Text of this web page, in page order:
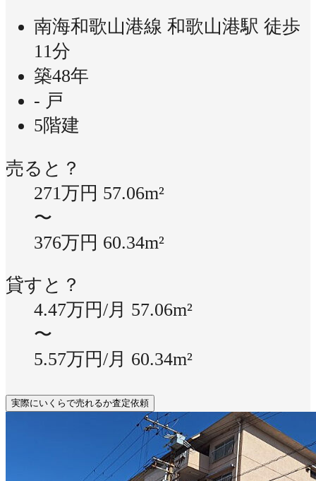
南海和歌山港線 和歌山港駅 徒歩
11分
築48年
- 戸
5階建
売ると？
271万円 57.06m²
〜
376万円 60.34m²
貸すと？
4.47万円/月 57.06m²
〜
5.57万円/月 60.34m²
実際にいくらで売れるか査定依頼